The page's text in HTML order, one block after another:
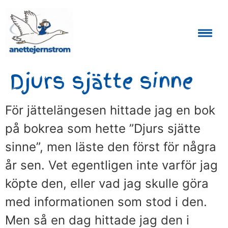
Djurs sjätte sinne
För jättelängesen hittade jag en bok
på bokrea som hette ”Djurs sjätte
sinne”, men läste den först för några
år sen. Vet egentligen inte varför jag
köpte den, eller vad jag skulle göra
med informationen som stod i den.
Men så en dag hittade jag den i